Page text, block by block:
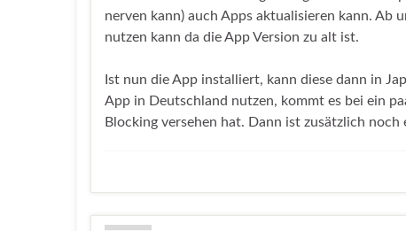
nerven kann) auch Apps aktualisieren kann. Ab
nutzen kann da die App Version zu alt ist.
Ist nun die App installiert, kann diese dann in
App in Deutschland nutzen, kommt es bei ein
Blocking versehen hat. Dann ist zusätzlich